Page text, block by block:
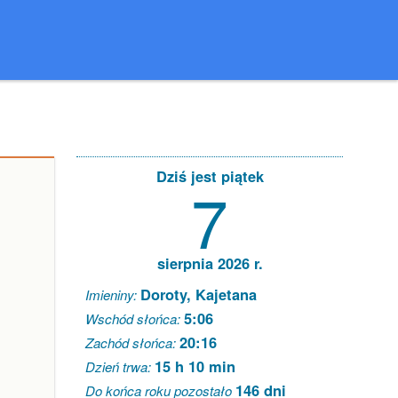
Dziś jest piątek
7
sierpnia 2026 r.
Imieniny: Doroty, Kajetana
Wschód słońca:5:06
Zachód słońca:20:16
Dzień trwa: 15 h 10 min
Do końca roku pozostało 146 dni